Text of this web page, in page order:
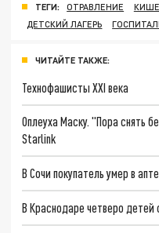
ТЕГИ: ОТРАВЛЕНИЕ
ДЕТСКИЙ ЛАГЕРЬ
ЧИТАЙТЕ ТАКЖЕ:
Технофашисты XXI века
Оплеуха Маску. "Пора снять
Starlink
В Сочи покупатель умер в
В Краснодаре четверо детей